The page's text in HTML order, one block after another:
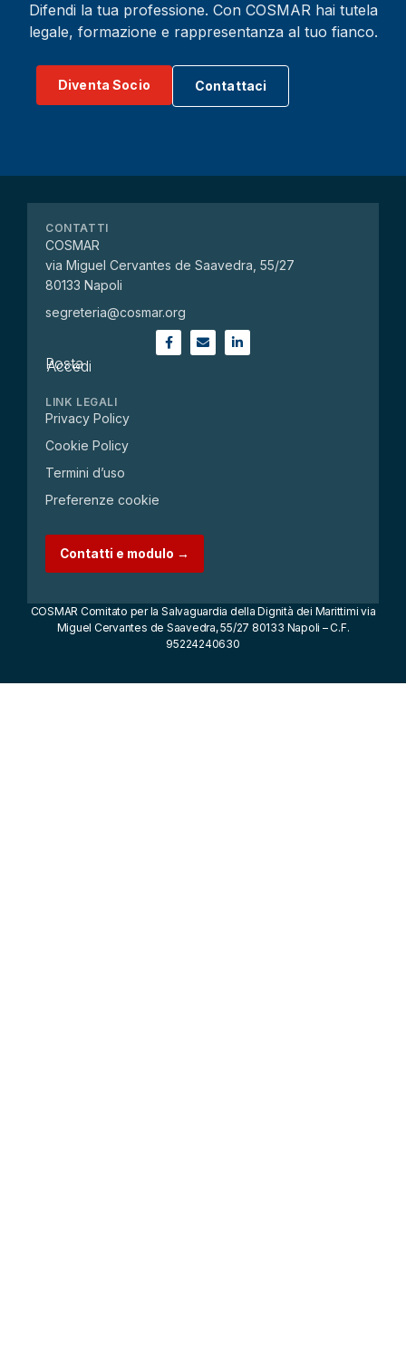
Difendi la tua professione. Con COSMAR hai tutela
legale, formazione e rappresentanza al tuo fianco.
Diventa Socio Contattaci
CONTATTI
COSMAR
via Miguel Cervantes de Saavedra, 55/27
80133 Napoli
segreteria@cosmar.org
Posta
Accedi
LINK LEGALI
Privacy Policy
Cookie Policy
Termini d’uso
Preferenze cookie
Contatti e modulo →
COSMAR Comitato per la Salvaguardia della Dignità dei Marittimi via
Miguel Cervantes de Saavedra, 55/27 80133 Napoli – C.F.
95224240630